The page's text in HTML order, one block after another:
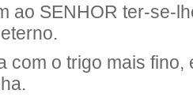
ao SENHOR ter-se-
com o trigo mais fino,